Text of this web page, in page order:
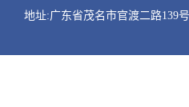
地址:广东省茂名市官渡二路139